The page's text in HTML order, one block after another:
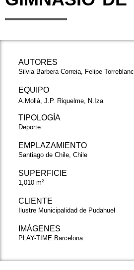
AUTORES
Silvia Barbera Correia, Felipe
EQUIPO
A.Mollà, J.P. Riquelme, N.Iza
TIPOLOGÍA
Deporte
EMPLAZAMIENTO
Santiago de Chile, Chile
SUPERFICIE
1,010 m2
CLIENTE
Ilustre Municipalidad de Pudahuel
IMÁGENES
PLAY-TIME Barcelona